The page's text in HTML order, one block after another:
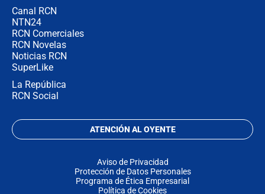
Canal RCN
NTN24
RCN Comerciales
RCN Novelas
Noticias RCN
SuperLike
La República
RCN Social
ATENCIÓN AL OYENTE
Aviso de Privacidad
Protección de Datos Personales
Programa de Ética Empresarial
Política de Cookies